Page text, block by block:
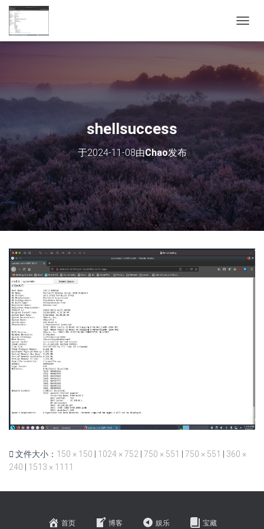
换
shellsuccess
于2024-11-08由Chao发布
文件大小： 150 × 150 1024 × 752 750 × 551 750 × 551
360 ×
240
1513 × 1111
首页 博客 娱乐 宝藏